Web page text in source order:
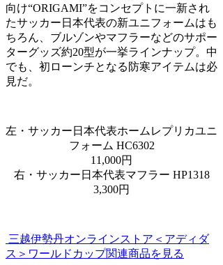
向け“ORIGAMI”をコンセプトに一新され
たサッカー日本代表の新ユニフォームはも
ちろん、ブルゾンやマフラーなどのサポー
ターグッズ約20型が一挙ラインナップ。中
でも、初ローンチとなる防寒アイテムは必
見だ。
左・サッカー日本代表ホームレプリカユニ
フォーム HC6302
11,000円
右・サッカー日本代表マフラー HP1318
3,300円
三越伊勢丹オンラインストア＜アディダ
ス＞ワールドカップ関連商品を見る